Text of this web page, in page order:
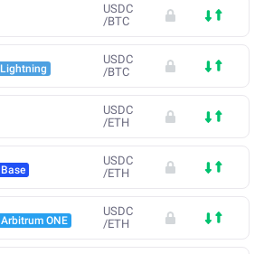
USDC
/BTC
Lightning
USDC
/BTC
USDC
/ETH
Base
USDC
/ETH
Arbitrum ONE
USDC
/ETH